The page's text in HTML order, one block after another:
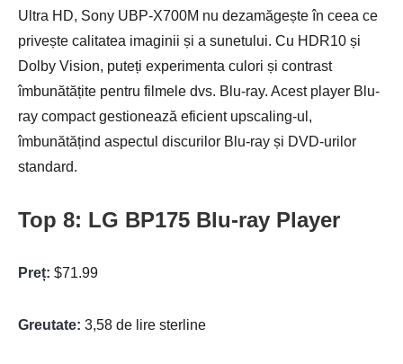
Ultra HD, Sony UBP-X700M nu dezamăgește în ceea ce
privește calitatea imaginii și a sunetului. Cu HDR10 și
Dolby Vision, puteți experimenta culori și contrast
îmbunătățite pentru filmele dvs. Blu-ray. Acest player Blu-
ray compact gestionează eficient upscaling-ul,
îmbunătățind aspectul discurilor Blu-ray și DVD-urilor
standard.
Top 8: LG BP175 Blu-ray Player
Preț: $71.99
Greutate: 3,58 de lire sterline